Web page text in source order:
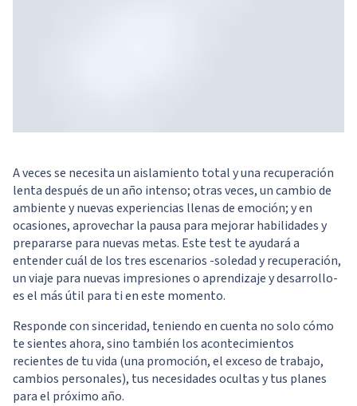
A veces se necesita un aislamiento total y una recuperación
lenta después de un año intenso; otras veces, un cambio de
ambiente y nuevas experiencias llenas de emoción; y en
ocasiones, aprovechar la pausa para mejorar habilidades y
prepararse para nuevas metas. Este test te ayudará a
entender cuál de los tres escenarios -soledad y recuperación,
un viaje para nuevas impresiones o aprendizaje y desarrollo-
es el más útil para ti en este momento.
Responde con sinceridad, teniendo en cuenta no solo cómo
te sientes ahora, sino también los acontecimientos
recientes de tu vida (una promoción, el exceso de trabajo,
cambios personales), tus necesidades ocultas y tus planes
para el próximo año.